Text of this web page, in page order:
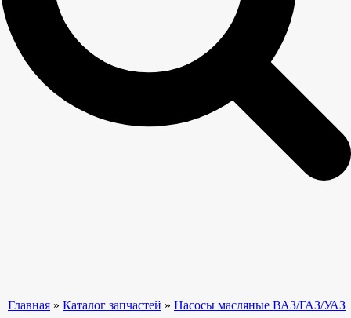
Главная » Каталог запчастей » Насосы масляные ВАЗ/ГАЗ/УАЗ